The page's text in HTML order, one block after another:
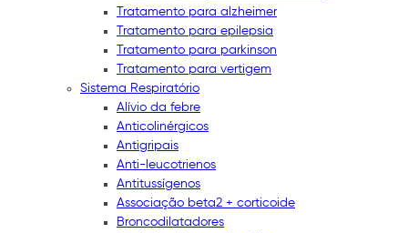
Tratamento para alzheimer
Tratamento para epilepsia
Tratamento para parkinson
Tratamento para vertigem
Sistema Respiratório
Alívio da febre
Anticolinérgicos
Antigripais
Anti-leucotrienos
Antitussígenos
Associação beta2 + corticoide
Broncodilatadores